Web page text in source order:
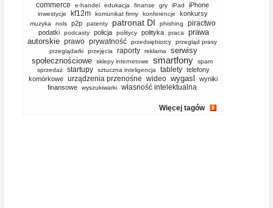
commerce
e-handel edukacja finanse gry iPad iPhone
inwestycje kf12m komunikat firmy konferencje konkursy
muzyka nols p2p patenty patronat DI phishing piractwo
podatki podcasty policja politycy polityka praca
prawa
autorskie prawo prywatność przedsiębiorcy
przegląd prasy
przeglądarki
przejęcia raporty reklama
serwisy
społecznościowe
sklepy internetowe smartfony
spam
sprzedaż
startupy sztuczna inteligencja tablety telefony
komórkowe
urządzenia przenośne wideo wygasl
wyniki
finansowe
wyszukiwarki własność intelektualna
Więcej tagów